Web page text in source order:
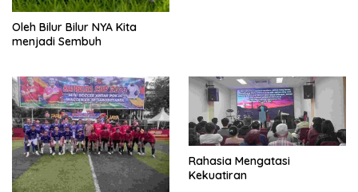
Oleh Bilur Bilur NYA Kita
menjadi Sembuh
Rahasia Mengatasi
Kekuatiran